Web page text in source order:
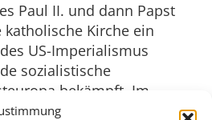
Paul II. und dann Papst
katholische Kirche ein
US-Imperialismus
sozialistische
bekämpft. Im
mächtigen US-Medien eine